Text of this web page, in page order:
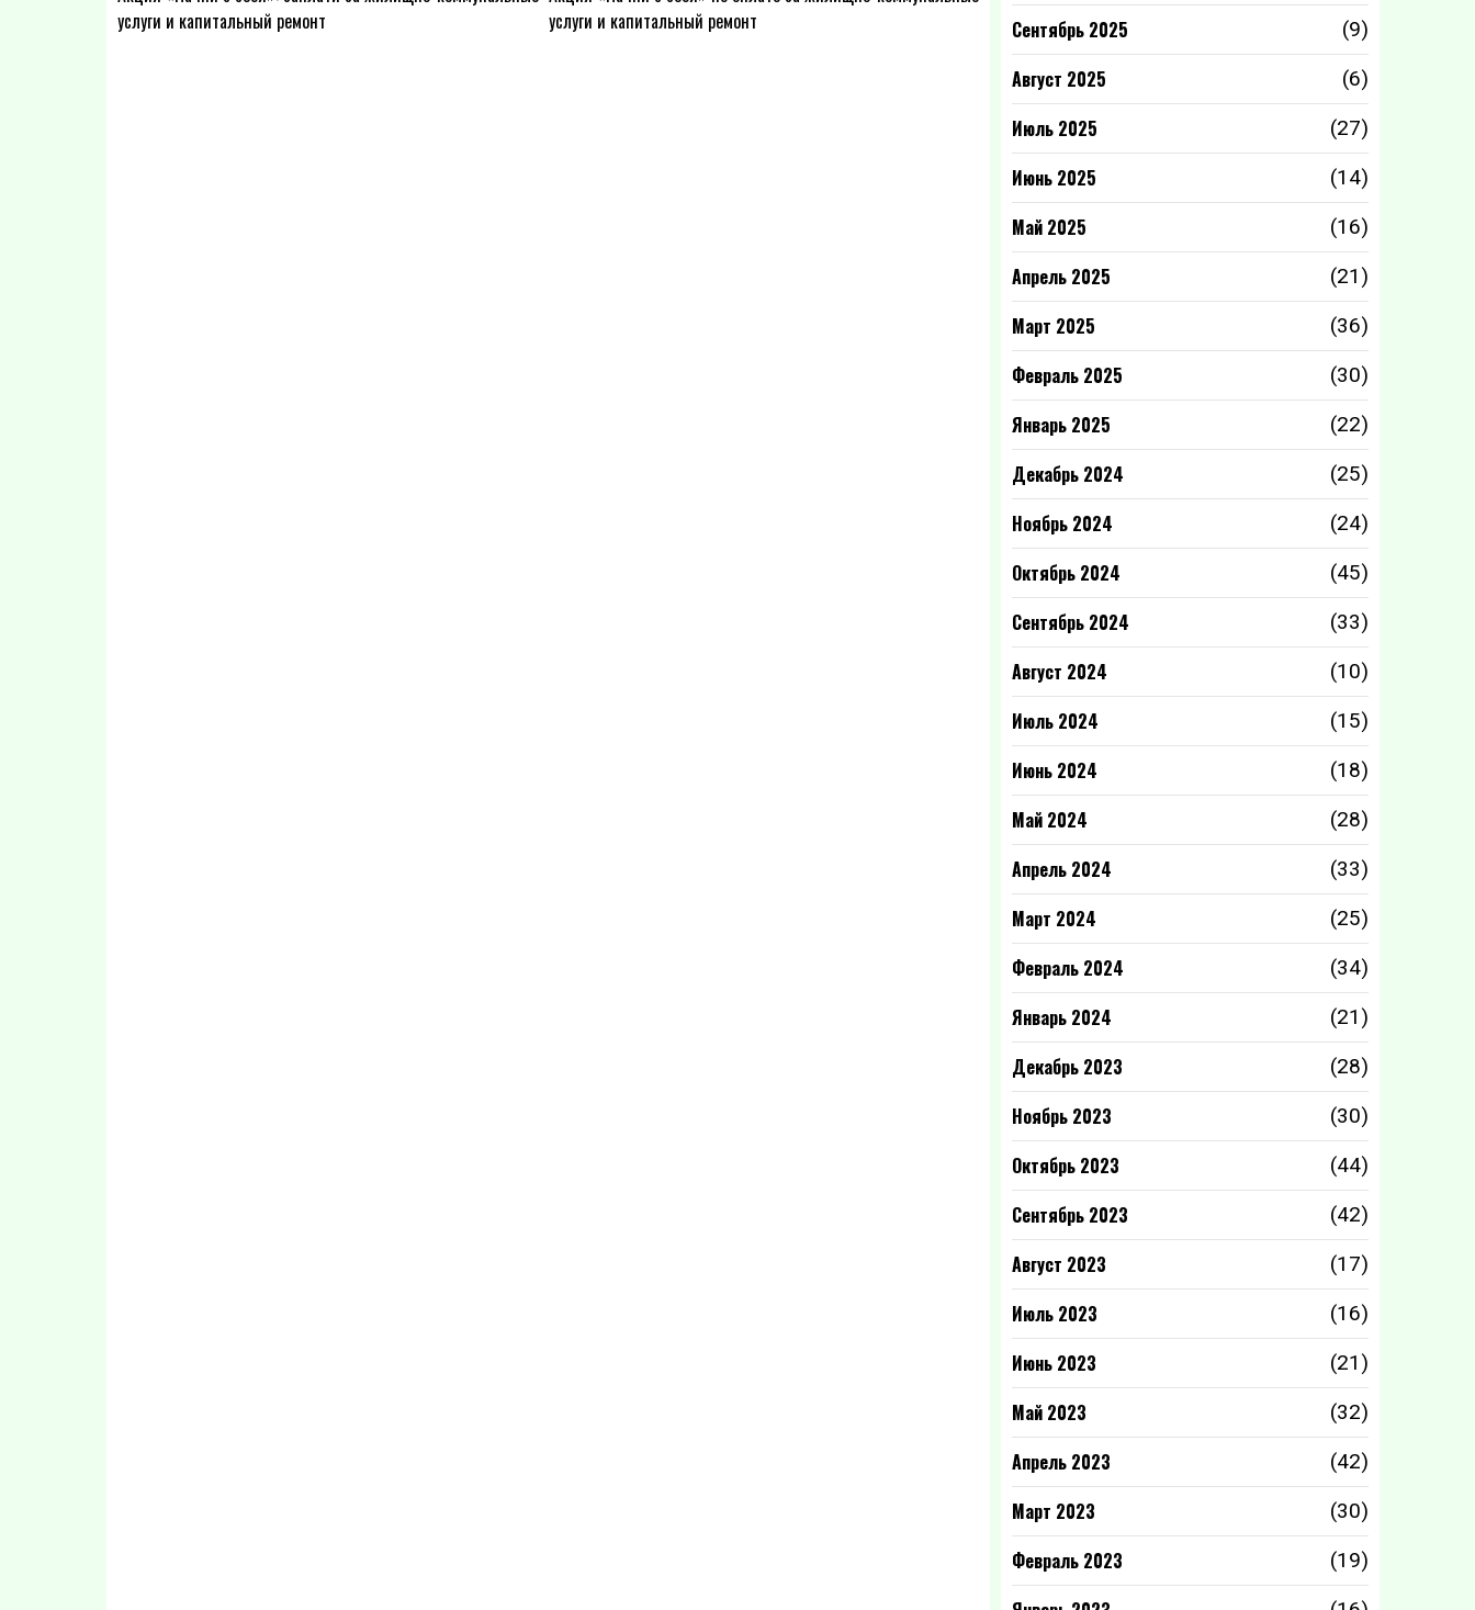
по
услуги и капитальный ремонт
услуги и капитальный ремонт
Сентябрь 2025 (9)
Август 2025 (6)
Июль 2025 (27)
Июнь 2025 (14)
Май 2025 (16)
Апрель 2025 (21)
Март 2025 (36)
Февраль 2025 (30)
Январь 2025 (22)
Декабрь 2024 (25)
Ноябрь 2024 (24)
Октябрь 2024 (45)
Сентябрь 2024 (33)
Август 2024 (10)
Июль 2024 (15)
Июнь 2024 (18)
Май 2024 (28)
Апрель 2024 (33)
Март 2024 (25)
Февраль 2024 (34)
Январь 2024 (21)
Декабрь 2023 (28)
Ноябрь 2023 (30)
Октябрь 2023 (44)
Сентябрь 2023 (42)
Август 2023 (17)
Июль 2023 (16)
Июнь 2023 (21)
Май 2023 (32)
Апрель 2023 (42)
Март 2023 (30)
Февраль 2023 (19)